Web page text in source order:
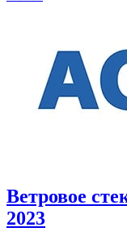
Ветровое
2023